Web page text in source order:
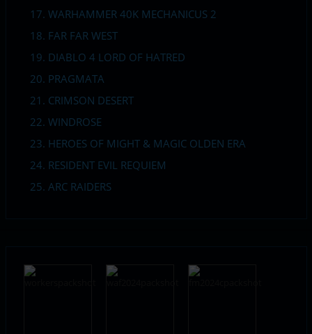
WARHAMMER 40K MECHANICUS 2
FAR FAR WEST
DIABLO 4 LORD OF HATRED
PRAGMATA
CRIMSON DESERT
WINDROSE
HEROES OF MIGHT & MAGIC OLDEN ERA
RESIDENT EVIL REQUIEM
ARC RAIDERS